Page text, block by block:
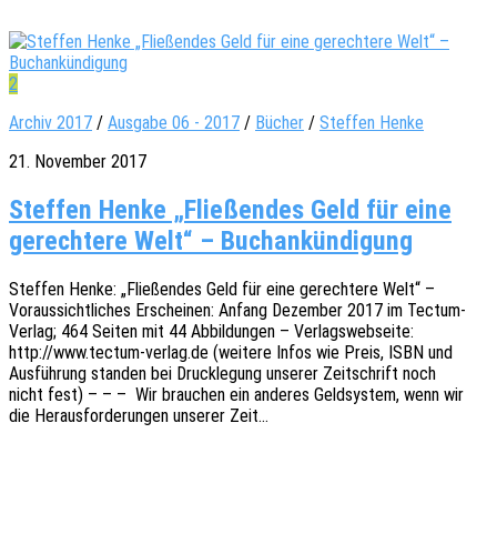
2
Archiv 2017 / Ausgabe 06 - 2017 / Bücher / Steffen Henke
21. November 2017
Steffen Henke „Fließendes Geld für eine
gerechtere Welt“ – Buchankündigung
Stef­fen Henke: „Flie­ßen­des Geld für eine gerech­te­re Welt“ –
Voraus­sicht­li­ches Erschei­nen: Anfang Dezem­ber 2017 im Tectum-
Verlag; 464 Seiten mit 44 Abbil­dun­gen – Verlags­web­sei­te:
http://www.tectum-verlag.de (weite­re Infos wie Preis, ISBN und
Ausfüh­rung stan­den bei Druck­le­gung unse­rer Zeit­schrift noch
nicht fest) – – – Wir brau­chen ein ande­res Geld­sys­tem, wenn wir
die Heraus­for­de­run­gen unse­rer Zeit…